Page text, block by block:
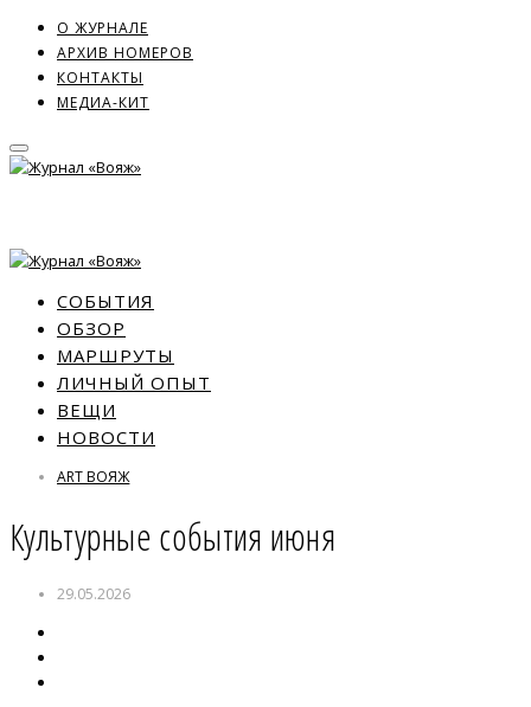
О ЖУРНАЛЕ
АРХИВ НОМЕРОВ
КОНТАКТЫ
МЕДИА-КИТ
СОБЫТИЯ
ОБЗОР
МАРШРУТЫ
ЛИЧНЫЙ ОПЫТ
ВЕЩИ
НОВОСТИ
ART ВОЯЖ
Культурные события июня
29.05.2026